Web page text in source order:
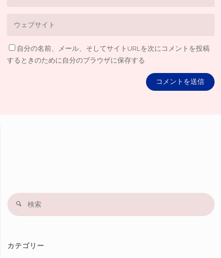
自分の名前、メール、そしてサイトURLを次にコメントを投稿
するときのために自分のブラウザに保存する
検
カテゴリー